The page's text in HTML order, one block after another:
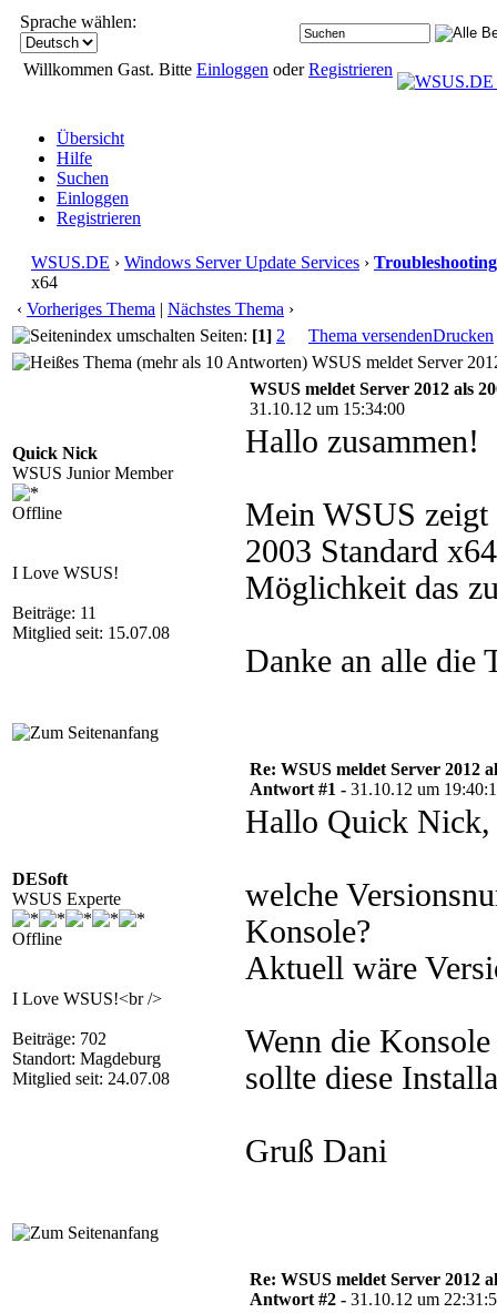
Sprache wählen:
Willkommen Gast. Bitte Einloggen oderRegistrieren
Übersicht
Hilfe
Suchen
Einloggen
Registrieren
WSUS.DE › Windows Server Update Services › Troubleshooting
x64
‹ Vorheriges Thema | Nächstes Thema ›
Seiten: [1] 2 Thema versendenDrucken
WSUS meldet Server
Quick Nick
WSUS Junior Member
Offline
I Love WSUS!
Beiträge: 11
Mitglied seit: 15.07.08
WSUS meldet Server 2012 als
31.10.12 um 15:34:00
Hallo zusammen!
Mein WSUS
2003 Standard
Möglichkeit das
Danke an alle die
DESoft
WSUS Experte
Offline
I Love WSUS!<br />
Beiträge: 702
Standort: Magdeburg
Mitglied seit: 24.07.08
Re: WSUS meldet Server 2012
Antwort #1 - 31.10.12 um
Hallo Quick Nick,
welche
Konsole?
Aktuell wäre
Wenn die
sollte diese
Gruß Dani
Re: WSUS meldet Server 2012
Antwort #2 - 31.10.12 um